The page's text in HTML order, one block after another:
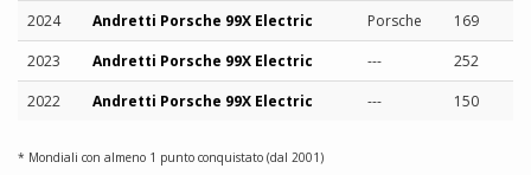
2024
Andretti Porsche 99X Electric Porsche
169
2023
Andretti Porsche 99X Electric ---
252
2022
Andretti Porsche 99X Electric --- 150
* Mondiali con almeno 1 punto conquistato (dal 2001)